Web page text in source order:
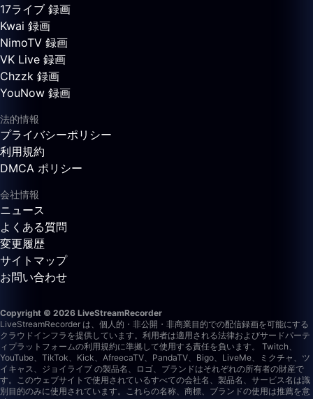
17ライブ 録画
Kwai 録画
NimoTV 録画
VK Live 録画
Chzzk 録画
YouNow 録画
法的情報
プライバシーポリシー
利用規約
DMCA ポリシー
会社情報
ニュース
よくある質問
変更履歴
サイトマップ
お問い合わせ
Copyright © 2026 LiveStreamRecorder
LiveStreamRecorder は、個人的・非公開・非商業目的での配信録画を可能にする
クラウドインフラを提供しています。利用者は適用される法律およびサードパーテ
ィプラットフォームの利用規約に準拠して使用する責任を負います。
Twitch、
YouTube、TikTok、Kick、AfreecaTV、PandaTV、Bigo、LiveMe、ミクチャ、ツ
イキャス、ジョイライブ の製品名、ロゴ、ブランドはそれぞれの所有者の財産で
す。このウェブサイトで使用されているすべての会社名、製品名、サービス名は識
別目的のみに使用されています。これらの名称、商標、ブランドの使用は推薦を意